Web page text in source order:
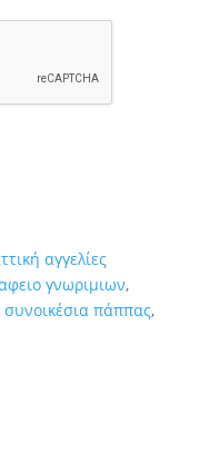
αγγελίες
γνωριμιων,
συνοικέσια πάππας,